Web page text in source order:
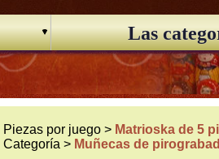
Las
Piezas por juego > Matrioska de 5
Categoría > Muñecas de